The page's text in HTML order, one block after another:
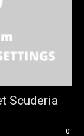
Scuderia
0